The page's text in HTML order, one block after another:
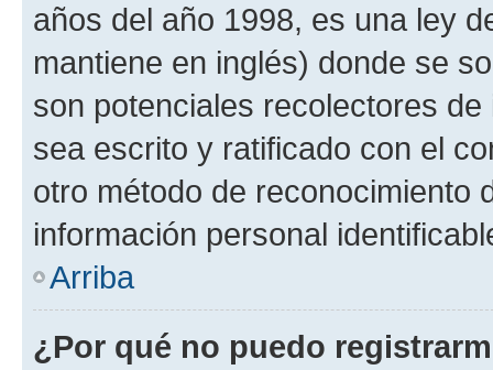
años del año 1998, es una ley
mantiene en inglés) donde se
son potenciales recolectores
sea escrito y ratificado con el
otro método de reconocimiento
información personal
Arriba
¿Por qué no puedo